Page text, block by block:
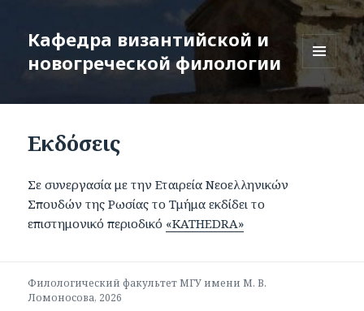
Кафедра византийской и
новогреческой филологии
И
ВИДЖЕТЫ
Εκδόσεις
Σε συνεργασία με την Εταιρεία Νεοελληνικών
Σπουδών της Ρωσίας το Τμήμα εκδίδει το
επιστημονικό περιοδικό «KATHEDRA»
Филологический факультет МГУ имени М. В.
Ломоносова, 2026